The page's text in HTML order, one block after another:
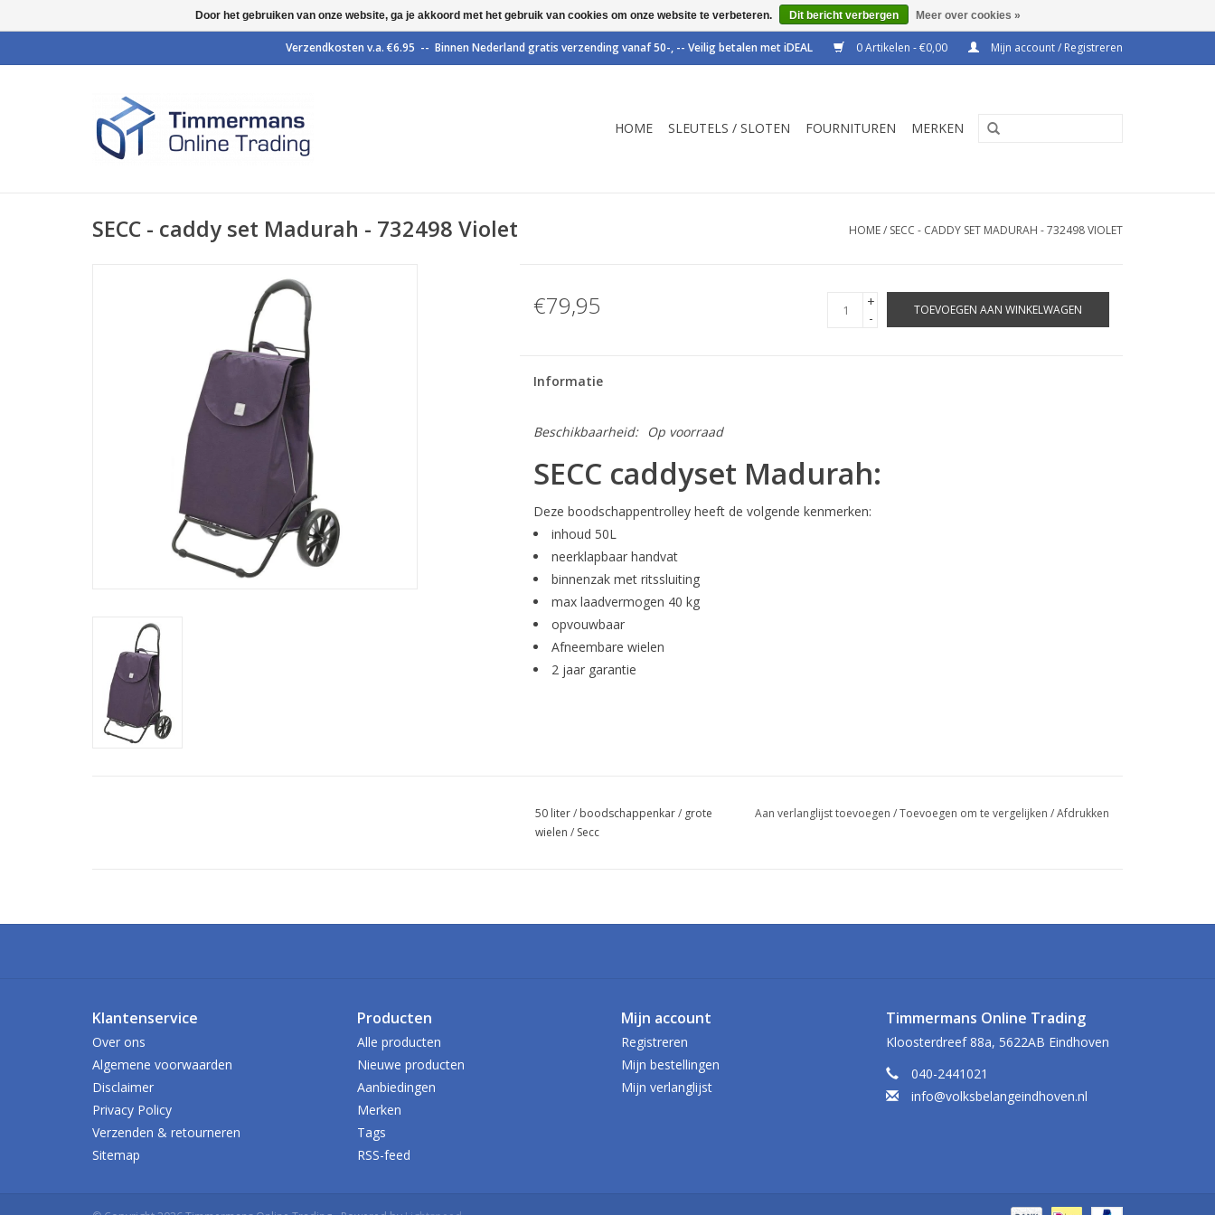
0 Artikelen - €0,00 Mijn account / Registreren
HOME SLEUTELS / SLOTEN FOURNITUREN MERKEN
SECC - caddy set Madurah - 732498 Violet HOME/ SECC - CADDY SET MADURAH - 732498 VIOLET
€79,95
+
-
TOEVOEGEN AAN WINKELWAGEN
Informatie
Beschikbaarheid: Op voorraad
SECC caddyset Madurah:
Deze boodschappentrolley heeft de volgende kenmerken:
inhoud 50L
neerklapbaar handvat
binnenzak met ritssluiting
max laadvermogen 40 kg
opvouwbaar
Afneembare wielen
2 jaar garantie
50 liter/ boodschappenkar/ grote
wielen / Secc
Aan verlanglijst toevoegen /Toevoegen om te vergelijken /Afdrukken
Klantenservice
Over ons
Algemene voorwaarden
Disclaimer
Privacy Policy
Verzenden & retourneren
Sitemap
Producten
Alle producten
Nieuwe producten
Aanbiedingen
Merken
Tags
RSS-feed
Mijn account
Registreren
Mijn bestellingen
Mijn verlanglijst
Timmermans Online Trading
Kloosterdreef 88a, 5622AB Eindhoven
040-2441021
info@volksbelangeindhoven.nl
Door het gebruiken van onze website, ga je akkoord met het gebruik van cookies om onze website te verbeteren. Dit bericht verbergen Meer over cookies »